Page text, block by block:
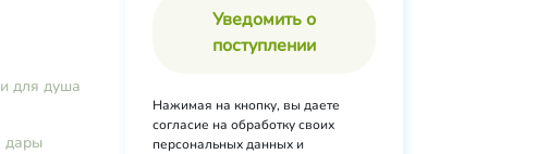
для душа
дары
Уведомить о
поступлении
Нажимая на кнопку, вы даете
согласие на обработку своих
персональных данных и